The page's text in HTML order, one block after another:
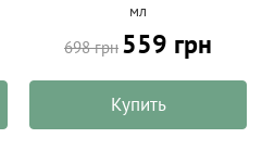
мл
698 грн 559 грн
Купить